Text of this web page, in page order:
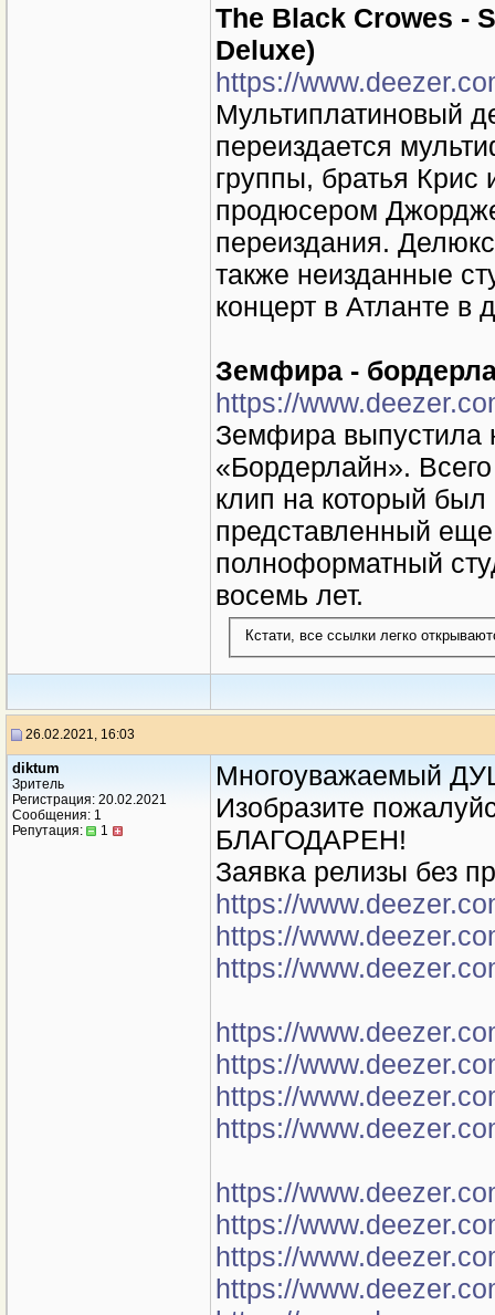
The Black Crowes -
Deluxe)
https://
Мультиплатиновый
переиздается
группы, братья
продюсером
переиздания.
также неизданные
концерт в Атланте в
Земфира -
https://
Земфира выпустила
«Бордерлайн».
клип на который
представленный
полноформатный
восемь лет.
Кстати, все ссылки легко
26.02.2021, 16:03
diktum
Зритель
Регистрация: 20.02.2021
Сообщения: 1
Репутация:
1
Многоуважаемый
Изобразите
БЛАГОДАРЕН!
Заявка релизы без
https://
https://
https://
https://
https://
https://
https://
https://
https://
https://
https://